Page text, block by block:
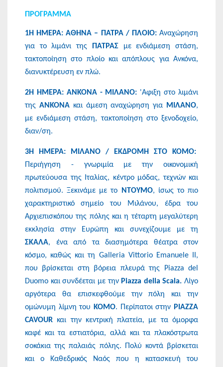
ΠΡΟΓΡΑΜΜΑ
1Η ΗΜΕΡΑ: ΑΘΗΝΑ – ΠΑΤΡΑ / ΠΛΟΙΟ:Αναχώρηση
για το λιμάνι της
ΠΑΤΡΑΣ με ενδιάμεση στάση,
τακτοποίηση στο πλοίο και απόπλους για Ανκόνα,
διανυκτέρευση εν πλώ.
2Η ΗΜΕΡΑ: ΑΝΚΟΝΑ - ΜΙΛΑΝΟ: 'Αφιξη στο λιμάνι
της ΑΝΚΟΝΑ και άμεση αναχώρηση για ΜΙΛΑΝΟ,
με ενδιάμεση στάση, τακτοποίηση στο ξενοδοχείο,
διαν/ση.
3Η ΗΜΕΡΑ: ΜΙΛΑΝΟ / ΕΚΔΡΟΜΗ ΣΤΟ ΚΟΜΟ:
Περιήγηση - γνωριμία με την οικονομική
πρωτεύουσα της Ιταλίας, κέντρο μόδας, τεχνών και
πολιτισμού. Ξεκινάμε με το
ΝΤΟΥΜΟ, ίσως το πιο
χαρακτηριστικό σημείο του Μιλάνου, έδρα του
Αρχιεπισκόπου της πόλης και η τέταρτη μεγαλύτερη
εκκλησία στην Ευρώπη και συνεχίζουμε με τη
ΣΚΑΛΑ, ένα από τα διασημότερα θέατρα στον
κόσμο, καθώς και τη Galleria Vittorio Emanuele II,
που βρίσκεται στη βόρεια πλευρά της Piazza del
Duomo και συνδέεται με την Piazza della Scala. Λίγο
αργότερα θα επισκεφθούμε την πόλη και την
ομώνυμη λίμνη του ΚΟΜΟ. Περίπατοι στην PIAZZA
CAVOUR και την κεντρική πλατεία, με τα όμορφα
καφέ και τα εστιατόρια, αλλά και τα πλακόστρωτα
σοκάκια της παλαιάς πόλης. Πολύ κοντά βρίσκεται
και ο Καθεδρικός Ναός που η κατασκευή του